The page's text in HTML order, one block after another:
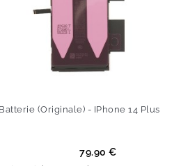
Batterie (Originale) - IPhone 14 Plus
79.90 €